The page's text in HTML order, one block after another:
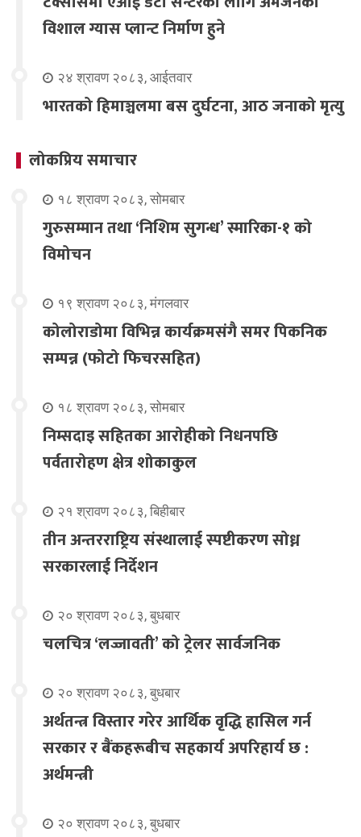
विशाल ग्यास प्लान्ट निर्माण हुने
२४ श्रावण २०८३, आईतवार
भारतको हिमाञ्चलमा बस दुर्घटना, आठ जनाको मृत्यु
लोकप्रिय समाचार
१८ श्रावण २०८३, सोमबार
गुरुसम्मान तथा ‘निशिम सुगन्ध’ स्मारिका-१ को
विमोचन
१९ श्रावण २०८३, मंगलवार
कोलोराडोमा विभिन्न कार्यक्रमसंगै समर पिकनिक
सम्पन्न (फोटो फिचरसहित)
१८ श्रावण २०८३, सोमबार
निम्सदाइ सहितका आरोहीको निधनपछि
पर्वतारोहण क्षेत्र शोकाकुल
२१ श्रावण २०८३, बिहीबार
तीन अन्तरराष्ट्रिय संस्थालाई स्पष्टीकरण सोध्न
सरकारलाई निर्देशन
२० श्रावण २०८३, बुधबार
चलचित्र ‘लज्जावती’ को ट्रेलर सार्वजनिक
२० श्रावण २०८३, बुधबार
अर्थतन्त्र विस्तार गरेर आर्थिक वृद्धि हासिल गर्न
सरकार र बैंकहरूबीच सहकार्य अपरिहार्य छ :
अर्थमन्त्री
२० श्रावण २०८३, बुधबार